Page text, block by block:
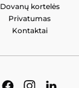
Dovanų kortelės
Privatumas
Kontaktai